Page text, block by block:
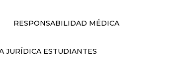
RESPONSABILIDAD MÉDICA
JURÍDICA ESTUDIANTES